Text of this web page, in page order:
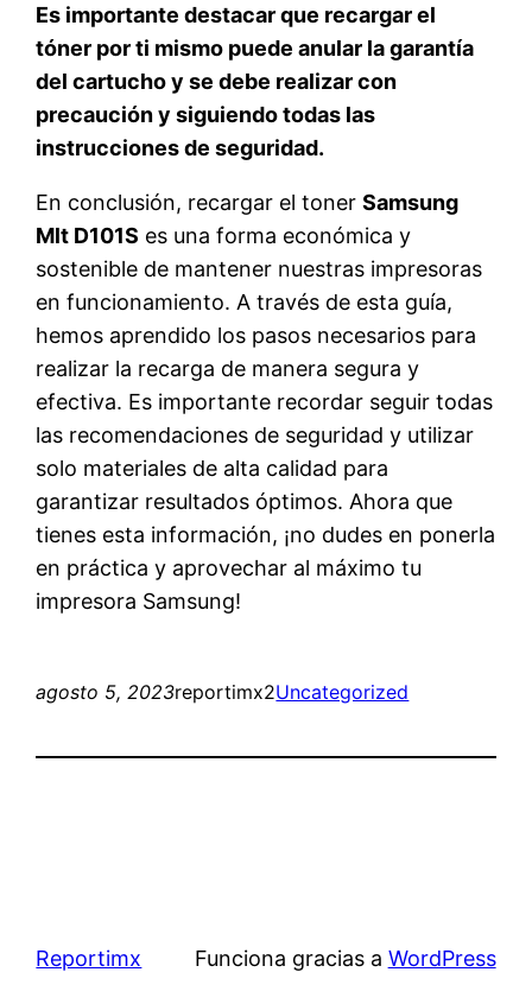
Es importante destacar que recargar el
tóner por ti mismo puede anular la garantía
del cartucho y se debe realizar con
precaución y siguiendo todas las
instrucciones de seguridad.
En conclusión, recargar el tonerSamsung
Mlt D101S es una forma económica y
sostenible de mantener nuestras impresoras
en funcionamiento. A través de esta guía,
hemos aprendido los pasos necesarios para
realizar la recarga de manera segura y
efectiva. Es importante recordar seguir todas
las recomendaciones de seguridad y utilizar
solo materiales de alta calidad para
garantizar resultados óptimos. Ahora que
tienes esta información, ¡no dudes en ponerla
en práctica y aprovechar al máximo tu
impresora Samsung!
agosto 5, 2023reportimx2Uncategorized
Reportimx Funciona gracias a WordPress